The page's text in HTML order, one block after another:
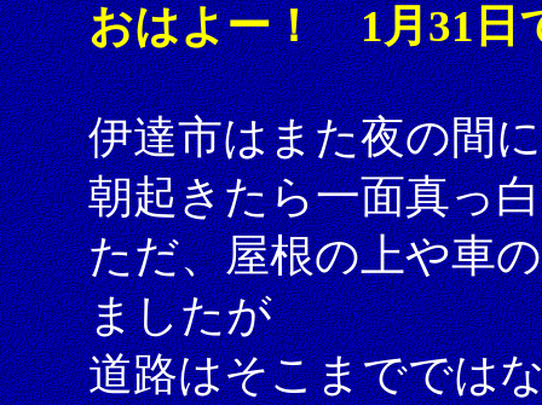
おはよー！ 1月31日
伊達市はまた夜の間
朝起きたら一面真っ
ただ、屋根の上や車
ましたが
道路はそこまででは